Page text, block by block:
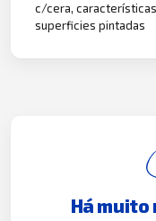
c/cera,
superficies pintadas
Há